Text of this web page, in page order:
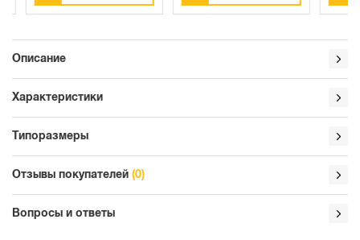
Описание
Характеристики
Типоразмеры
Отзывы покупателей (0)
Вопросы и ответы